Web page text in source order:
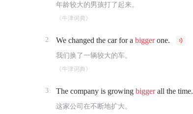
年龄较大的男孩打了起来。
《牛津词典》
2 We changed the car for abiggerone.
我们换了一辆较大的车。
《牛津词典》
3 The company is growingbiggerall the time.
这家公司在不断地扩大。